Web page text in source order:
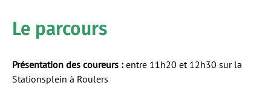
Le parcours
Présentation des coureurs : entre 11h20 et 12h30 sur la
Stationsplein à Roulers